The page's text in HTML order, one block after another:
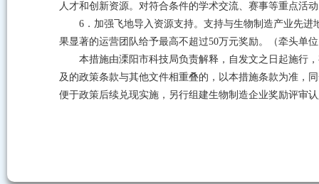
人才和创新资源。对符合条件的学术交流、赛事等重点活
6．加强飞地导入资源支持。支持与生物制造产业先
果显著的运营团队给予最高不超过50万元奖励。（牵头单
本措施由溧阳市科技局负责解释，自发文之日起施行
及的政策条款与其他文件相重叠的，以本措施条款为准，
便于政策后续兑现实施，另行组建生物制造企业奖励评审